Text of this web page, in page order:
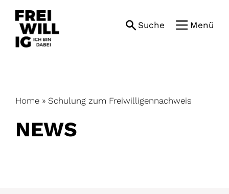
content
Suche Menü
Home » Schulung zum Freiwilligennachweis
NEWS